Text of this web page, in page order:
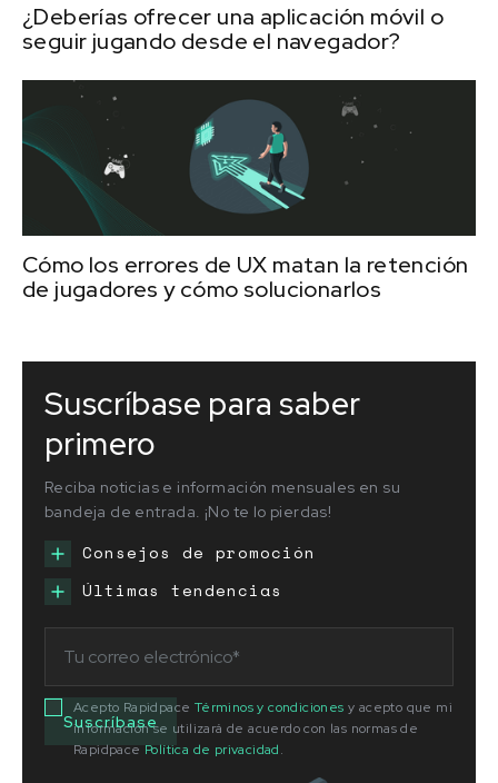
¿Deberías ofrecer una aplicación móvil o
seguir jugando desde el navegador?
Cómo los errores de UX matan la retención
de jugadores y cómo solucionarlos
Suscríbase para saber
primero
Reciba noticias e información mensuales en su
bandeja de entrada. ¡No te lo pierdas!
Consejos de promoción
Últimas tendencias
Acepto Rapidpace Términos y condiciones y acepto que mi
información se utilizará de acuerdo con las normas de
Rapidpace Política de privacidad.